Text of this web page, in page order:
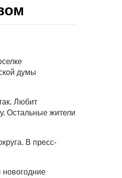
думы
Любит
Остальные жители
В пресс-
новогодние